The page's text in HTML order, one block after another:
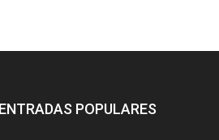
ENTRADAS POPULARES